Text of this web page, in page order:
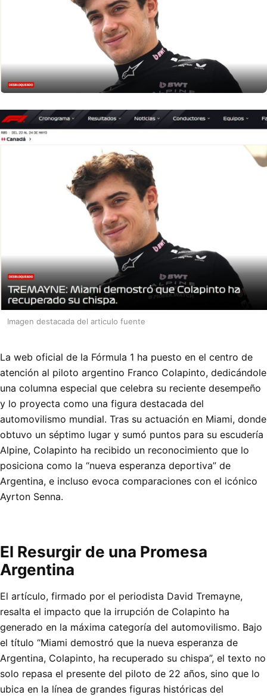
Imagen destacada del articulo fuente
La web oficial de la Fórmula 1 ha puesto en el centro de
atención al piloto argentino Franco Colapinto, dedicándole
una columna especial que celebra su reciente desempeño
y lo proyecta como una figura destacada del
automovilismo mundial. Tras su actuación en Miami, donde
obtuvo un séptimo lugar y sumó puntos para su escudería
Alpine, Colapinto ha recibido un reconocimiento que lo
posiciona como la “nueva esperanza deportiva” de
Argentina, e incluso evoca comparaciones con el icónico
Ayrton Senna.
El Resurgir de una Promesa
Argentina
El artículo, firmado por el periodista David Tremayne,
resalta el impacto que la irrupción de Colapinto ha
generado en la máxima categoría del automovilismo. Bajo
el título “Miami demostró que la nueva esperanza de
Argentina, Colapinto, ha recuperado su chispa”, el texto no
solo repasa el presente del piloto de 22 años, sino que lo
ubica en la línea de grandes figuras históricas del